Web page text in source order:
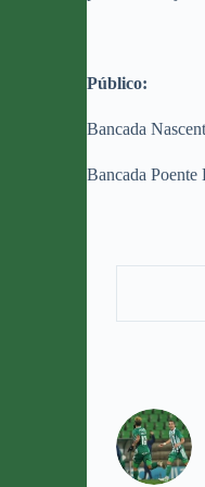
Público:
Bancada
Bancada Poente